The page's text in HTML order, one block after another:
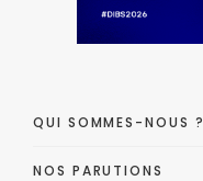
QUI SOMMES-NOUS ?
NOS PARUTIONS